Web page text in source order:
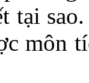
tại
môn